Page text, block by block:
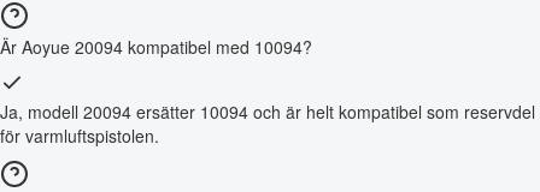
Är Aoyue 20094 kompatibel med 10094?
Ja, modell 20094 ersätter 10094 och är helt kompatibel som reservdel
för varmluftspistolen.